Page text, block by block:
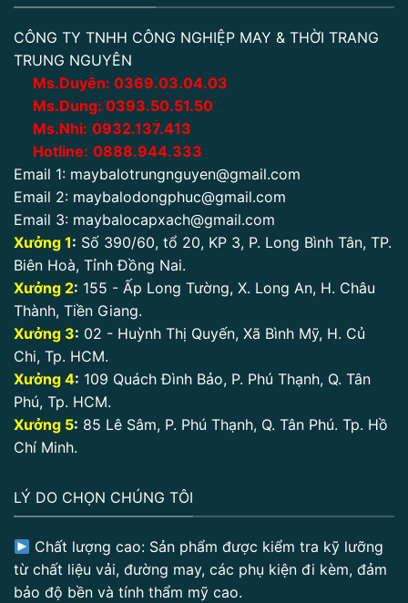
CÔNG TY TNHH CÔNG NGHIỆP MAY & THỜI TRANG
TRUNG NGUYÊN
Ms.Duyên: 0369.03.04.03
Ms.Dung: 0393.50.51.50
Ms.Nhi: 0932.137.413
Hotline: 0888.944.333
Email 1: maybalotrungnguyen@gmail.com
Email 2: maybalodongphuc@gmail.com
Email 3: maybalocapxach@gmail.com
Xưởng 1: Số 390/60, tổ 20, KP 3, P. Long Bình Tân, TP.
Biên Hoà, Tỉnh Đồng Nai.
Xưởng 2: 155 - Ấp Long Tường, X. Long An, H. Châu
Thành, Tiền Giang.
Xưởng 3: 02 - Huỳnh Thị Quyến, Xã Bình Mỹ, H. Củ
Chi, Tp. HCM.
Xưởng 4: 109 Quách Đình Bảo, P. Phú Thạnh, Q. Tân
Phú, Tp. HCM.
Xưởng 5: 85 Lê Sâm, P. Phú Thạnh, Q. Tân Phú. Tp. Hồ
Chí Minh.
LÝ DO CHỌN CHÚNG TÔI
Chất lượng cao: Sản phẩm được kiểm tra kỹ lưỡng
từ chất liệu vải, đường may, các phụ kiện đi kèm, đảm
bảo độ bền và tính thẩm mỹ cao.